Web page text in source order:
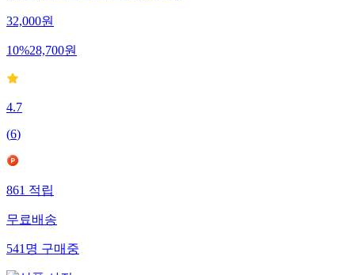
32,000원
10%28,700원
4.7
(6)
861 적립
무료배송
541 명 구매중